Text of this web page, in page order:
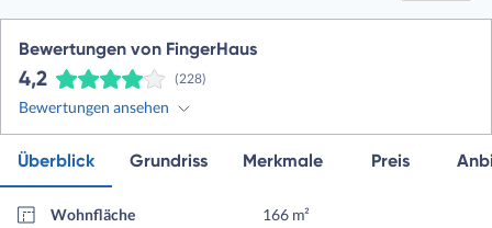
Bewertungen von FingerHaus
4,2 (228)
Bewertungen ansehen
Überblick Grundriss Merkmale Preis
Wohnfläche
166 m²